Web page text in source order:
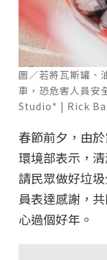
圖／若將瓦斯罐、
車，恐危害人員
Studio* | Rick
春節前夕，由
環境部表示，
請民眾做好垃
員表達感謝，
心過個好年。